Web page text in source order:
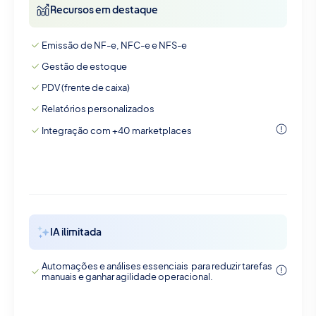
Recursos em destaque
Emissão de NF-e, NFC-e e NFS-e
Gestão de estoque
PDV (frente de caixa)
Relatórios personalizados
Integração com +40 marketplaces
IA ilimitada
Automações e análises essenciais para reduzir tarefas
manuais e ganhar agilidade operacional.